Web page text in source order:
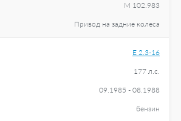
M 102.983
Привод на задние колеса
E 2.3-16
177 л.с.
09.1985 - 08.1988
бензин